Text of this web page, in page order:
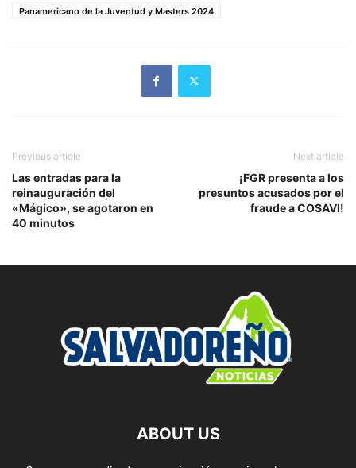
Panamericano de la Juventud y Masters 2024
Previous article
Las entradas para la
reinauguración del
«Mágico», se agotaron en
40 minutos
Next article
¡FGR presenta a los
presuntos acusados por el
fraude a COSAVI!
ABOUT US